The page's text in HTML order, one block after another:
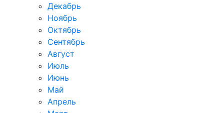
Декабрь
Ноябрь
Октябрь
Сентябрь
Август
Июль
Июнь
Май
Апрель